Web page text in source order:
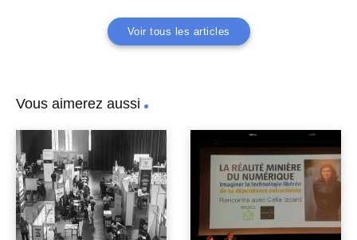
Voir tous les articles
Vous aimerez aussi